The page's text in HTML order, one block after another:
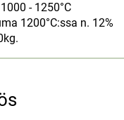
- 1250°C
1200°C:ssa n. 12%